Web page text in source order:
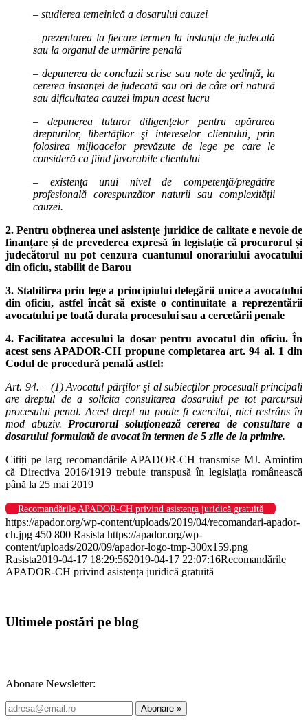
– studierea temeinică a dosarului cauzei
– prezentarea la fiecare termen la instanţa de judecată
sau la organul de urmărire penală
– depunerea de concluzii scrise sau note de şedinţă, la
cererea instanţei de judecată sau ori de câte ori natură
sau dificultatea cauzei impun acest lucru
– depunerea tuturor diligenţelor pentru apărarea
drepturilor, libertăţilor şi intereselor clientului, prin
folosirea mijloacelor prevăzute de lege pe care le
consideră ca fiind favorabile clientului
– existenţa unui nivel de competenţă/pregătire
profesională corespunzător naturii sau complexităţii
cauzei.
2. Pentru obținerea unei asistențe juridice de calitate e nevoie de
finanțare și de prevederea expresă în legislație că procurorul și
judecătorul nu pot cenzura cuantumul onorariului avocatului
din oficiu, stabilit de Barou
3. Stabilirea prin lege a principiului delegării unice a avocatului
din oficiu, astfel încât să existe o continuitate a reprezentării
avocatului pe toată durata procesului sau a cercetării penale
4. Facilitatea accesului la dosar pentru avocatul din oficiu. În
acest sens APADOR-CH propune completarea art. 94 al. 1 din
Codul de procedură penală astfel:
Art. 94. – (1) Avocatul părţilor şi al subiecţilor procesuali principali
are dreptul de a solicita consultarea dosarului pe tot parcursul
procesului penal. Acest drept nu poate fi exercitat, nici restrâns în
mod abuziv. Procurorul soluţionează cererea de consultare a
dosarului formulată de avocat în termen de 5 zile de la primire.
Citiți pe larg recomandările APADOR-CH transmise MJ. Amintim
că Directiva 2016/1919 trebuie transpusă în legislația românească
până la 25 mai 2019
Recomandările APADOR-CH privind asistența juridică gratuită
https://apador.org/wp-content/uploads/2019/04/recomandari-apador-
ch.jpg 450 800 Rasista https://apador.org/wp-
content/uploads/2020/09/apador-logo-tmp-300x159.png
Rasista2019-04-17 18:29:562019-04-17 22:07:16Recomandările
APADOR-CH privind asistența juridică gratuită
Ultimele postări pe blog
Abonare Newsletter: